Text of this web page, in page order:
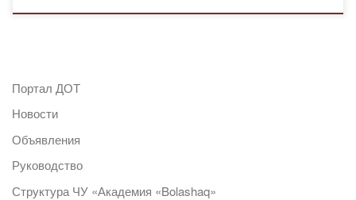
Портал ДОТ
Новости
Объявления
Руководство
Структура ЧУ «Академия «Bolashaq»